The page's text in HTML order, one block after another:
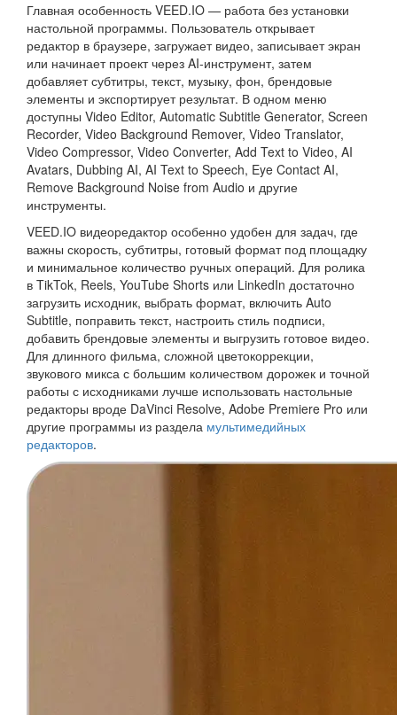
Главная особенность VEED.IO — работа без установки
настольной программы. Пользователь открывает
редактор в браузере, загружает видео, записывает экран
или начинает проект через AI-инструмент, затем
добавляет субтитры, текст, музыку, фон, брендовые
элементы и экспортирует результат. В одном меню
доступны Video Editor, Automatic Subtitle Generator, Screen
Recorder, Video Background Remover, Video Translator,
Video Compressor, Video Converter, Add Text to Video, AI
Avatars, Dubbing AI, AI Text to Speech, Eye Contact AI,
Remove Background Noise from Audio и другие
инструменты.
VEED.IO видеоредактор особенно удобен для задач, где
важны скорость, субтитры, готовый формат под площадку
и минимальное количество ручных операций. Для ролика
в TikTok, Reels, YouTube Shorts или LinkedIn достаточно
загрузить исходник, выбрать формат, включить Auto
Subtitle, поправить текст, настроить стиль подписи,
добавить брендовые элементы и выгрузить готовое видео.
Для длинного фильма, сложной цветокоррекции,
звукового микса с большим количеством дорожек и точной
работы с исходниками лучше использовать настольные
редакторы вроде DaVinci Resolve, Adobe Premiere Pro или
другие программы из раздела мультимедийных
редакторов.